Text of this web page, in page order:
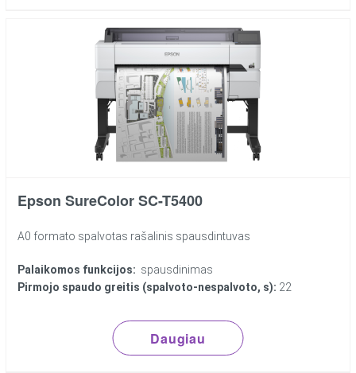
Epson SureColor SC-T5400
A0 formato spalvotas rašalinis spausdintuvas
Palaikomos funkcijos: spausdinimas
Pirmojo spaudo greitis (spalvoto-nespalvoto, s): 22
Daugiau